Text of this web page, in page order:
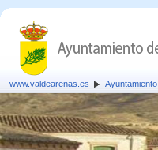
www.valdearenas.es Ayuntamiento